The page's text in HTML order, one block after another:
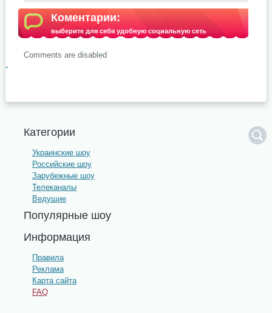
Коментарии:
выберите для себя удобную социальную сеть
Comments are disabled
.
Категории
Украинские шоу
Российские шоу
Зарубежные шоу
Телеканалы
Ведущие
Популярные шоу
Информация
Правила
Реклама
Карта сайта
FAQ